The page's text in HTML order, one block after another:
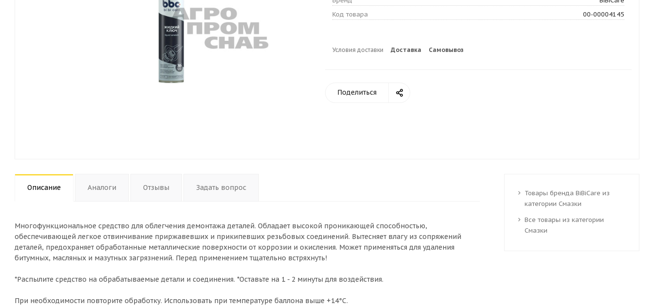
Код товара
00-00004145
Условия доставки Доставка Самовывоз
Поделиться
Описание Аналоги Отзывы Задать вопрос
Многофункциональное средство для облегчения демонтажа деталей. Обладает высокой проникающей способностью,
обеспечивающей легкое отвинчивание приржавевших и прикипевших резьбовых соединений. Вытесняет влагу из сопряжений
деталей, предохраняет обработанные металлические поверхности от коррозии и окисления. Может применяться для удаления
битумных, масляных и мазутных загрязнений. Перед применением тщательно встряхнуть!
*Распылите средство на обрабатываемые детали и соединения. *Оставьте на 1 - 2 минуты для воздействия.
При необходимости повторите обработку. Использовать при температуре баллона выше +14°С.
Товары бренда BiBiCare из
категории Смазки
Все товары из категории
Смазки